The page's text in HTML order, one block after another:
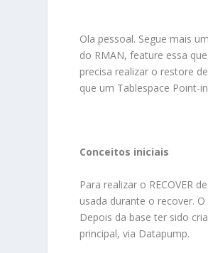
Ola pessoal. Segue mais
do RMAN, feature essa
precisa realizar o restore
que um Tablespace Point-
Conceitos iniciais
Para realizar o RECOVER
usada durante o recover.
Depois da base ter sido
principal, via Datapump.